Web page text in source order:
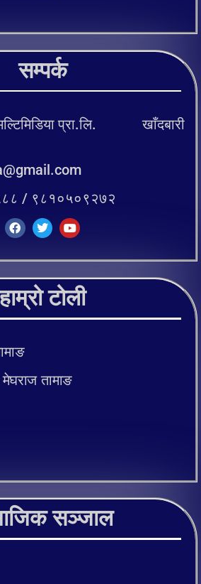
सम्पर्क
प्रा.लि. खाँदबारी
/ ९८१०५०९२७२
हाम्रो टोली
मेघराज तामाङ
सञ्जाल